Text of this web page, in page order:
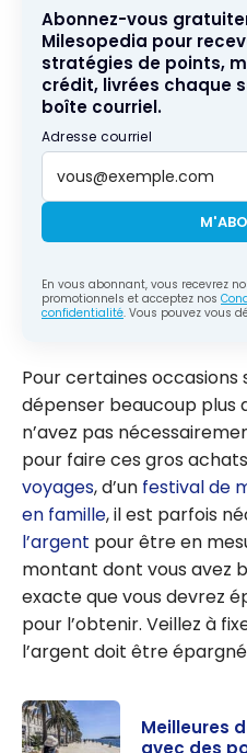
Abonnez-vous
Milesopedia pour
stratégies de points,
crédit, livrées chaque
boîte courriel.
Adresse courriel
En vous abonnant, vous recevrez
promotionnels et acceptez nos
confidentialité. Vous pouvez vous
Pour certaines occasions
dépenser beaucoup plus
n’avez pas
pour faire ces gros achats.
voyages, d’un festival de
en famille, il est parfois
l’argent pour être en
montant dont vous avez
exacte que vous devrez
pour l’obtenir. Veillez à
l’argent doit être
Meilleures
avec des